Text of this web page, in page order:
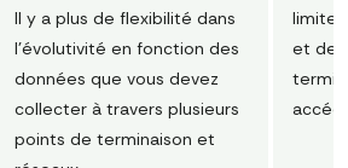
Il y a plus de flexibilité dans
l'évolutivité en fonction des
données que vous devez
collecter à travers plusieurs
points de terminaison et
et